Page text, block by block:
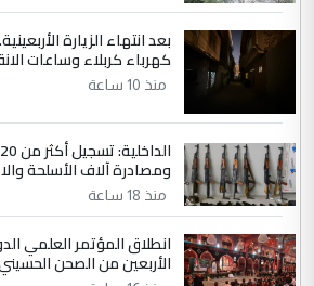
بعد انتهاء الزيارة
كهرباء كربلاء وساعات
منذ 10 ساعة
ومصادرة آلاف الأسلحة
منذ 18 ساعة
انطلاق المؤتمر العلمي
الأربعين من الصحن